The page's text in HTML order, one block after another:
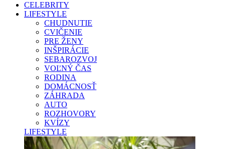
CELEBRITY
LIFESTYLE
CHUDNUTIE
CVIČENIE
PRE ŽENY
INŠPIRÁCIE
SEBAROZVOJ
VOĽNÝ ČAS
RODINA
DOMÁCNOSŤ
ZÁHRADA
AUTO
ROZHOVORY
KVÍZY
LIFESTYLE